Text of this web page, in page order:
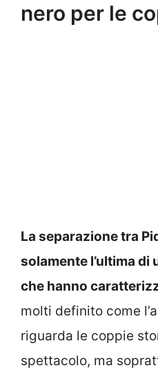
nero per le
La separazione tra
solamente l’ultima di
che hanno
molti definito come
riguarda le coppie
spettacolo, ma